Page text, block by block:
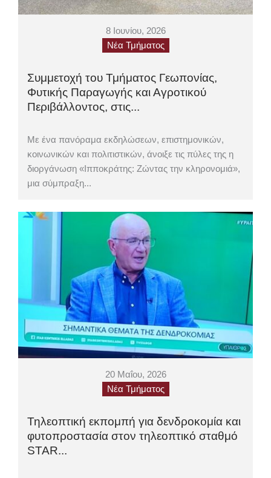
8 Ιουνίου, 2026
Νέα Τμήματος
Συμμετοχή του Τμήματος Γεωπονίας,
Φυτικής Παραγωγής και Αγροτικού
Περιβάλλοντος, στις...
Με ένα πανόραμα εκδηλώσεων, επιστημονικών,
κοινωνικών και πολιτιστικών, άνοιξε τις πύλες της η
διοργάνωση «Ιπποκράτης: Ζώντας την κληρονομιά»,
μια σύμπραξη...
20 Μαΐου, 2026
Νέα Τμήματος
Τηλεοπτική εκπομπή για δενδροκομία και
φυτοπροστασία στον τηλεοπτικό σταθμό
STAR...